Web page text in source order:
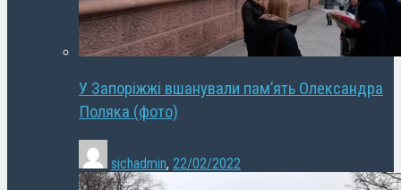
У Запоріжжі вшанували пам’ять Олександра
Поляка (фото)
sichadmin, 22/02/2022